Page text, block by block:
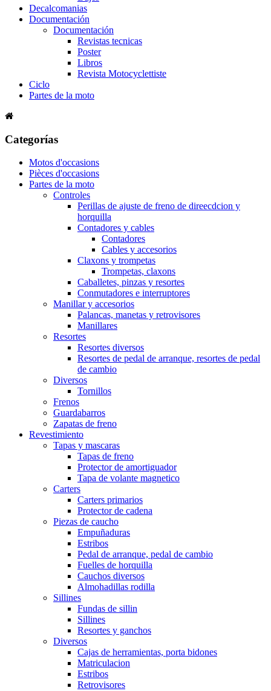
Decalcomanias
Documentación
Documentación
Revistas tecnicas
Poster
Libros
Revista Motocyclettiste
Ciclo
Partes de la moto
Categorías
Motos d'occasions
Pièces d'occasions
Partes de la moto
Controles
Perillas de ajuste de freno de direecdcion y
horquilla
Contadores y cables
Contadores
Cables y accesorios
Claxons y trompetas
Trompetas, claxons
Caballetes, pinzas y resortes
Conmutadores e interruptores
Manillar y accesorios
Palancas, manetas y retrovisores
Manillares
Resortes
Resortes diversos
Resortes de pedal de arranque, resortes de pedal
de cambio
Diversos
Tornillos
Frenos
Guardabarros
Zapatas de freno
Revestimiento
Tapas y mascaras
Tapas de freno
Protector de amortiguador
Tapa de volante magnetico
Carters
Carters primarios
Protector de cadena
Piezas de caucho
Empuñaduras
Estribos
Pedal de arranque, pedal de cambio
Fuelles de horquilla
Cauchos diversos
Almohadillas rodilla
Sillines
Fundas de sillin
Sillines
Resortes y ganchos
Diversos
Cajas de herramientas, porta bidones
Matriculacion
Estribos
Retrovisores